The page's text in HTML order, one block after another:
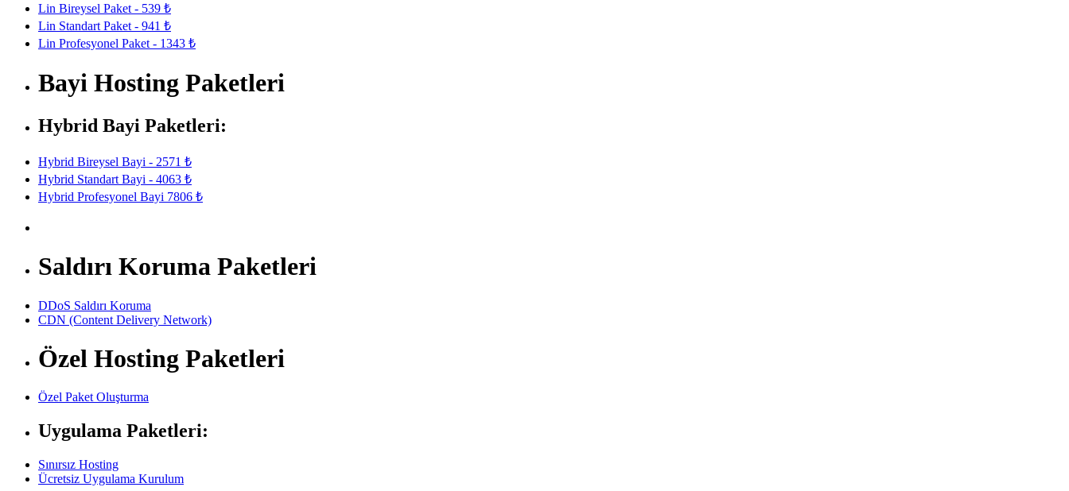
Lin Bireysel Paket - 539 ₺
Lin Standart Paket - 941 ₺
Lin Profesyonel Paket - 1343 ₺
Bayi Hosting Paketleri
Hybrid Bayi Paketleri:
Hybrid Bireysel Bayi - 2571 ₺
Hybrid Standart Bayi - 4063 ₺
Hybrid Profesyonel Bayi 7806 ₺
Saldırı Koruma Paketleri
DDoS Saldırı Koruma
CDN (Content Delivery Network)
Özel Hosting Paketleri
Özel Paket Oluşturma
Uygulama Paketleri:
Sınırsız Hosting
Ücretsiz Uygulama Kurulum